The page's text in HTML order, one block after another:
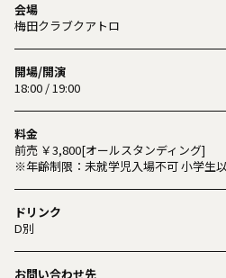
会場
梅田クラブクアトロ
開場/開演
18:00 / 19:00
料金
前売 ￥3,800[オールスタンディング]
※年齢制限：未就学児入場不可 小学生
ドリンク
D別
お問い合わせ先